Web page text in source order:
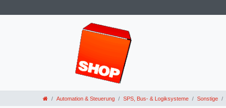
Automation & Steuerung SPS, Bus- & Logiksysteme Sonstige